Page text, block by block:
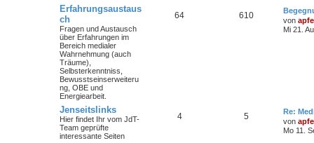
Erfahrungsaustaus
ch
Fragen und Austausch
über Erfahrungen im
Bereich medialer
Wahrnehmung (auch
Träume),
Selbsterkenntniss,
Bewusstseinserweiteru
ng, OBE und
Energiearbeit.
64 610
von
Mi 21.
Jenseitslinks
Hier findet Ihr vom JdT-
Team geprüfte
interessante Seiten
4 5
Re:
von
Mo 11.